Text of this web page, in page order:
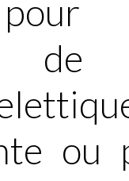
de
ou